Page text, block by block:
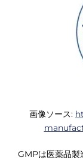
画像ソース:
GMPは医薬品製